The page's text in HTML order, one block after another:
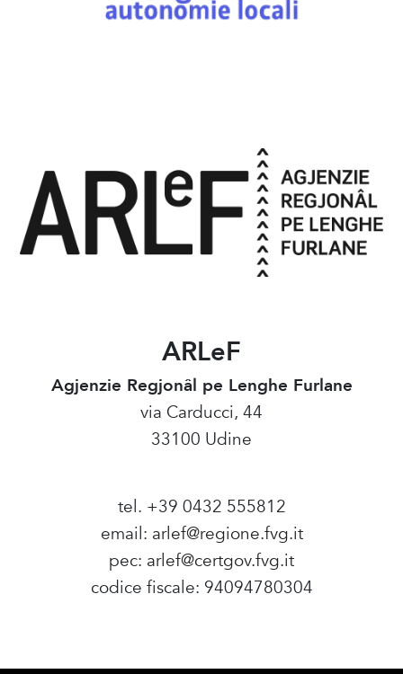
ARLeF
Agjenzie Regjonâl pe Lenghe Furlane
via Carducci, 44
33100 Udine
tel. +39 0432 555812
email: arlef@regione.fvg.it
pec: arlef@certgov.fvg.it
codice fiscale: 94094780304